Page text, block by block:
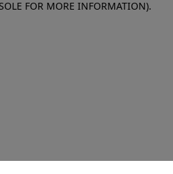
FOR MORE INFORMATION).